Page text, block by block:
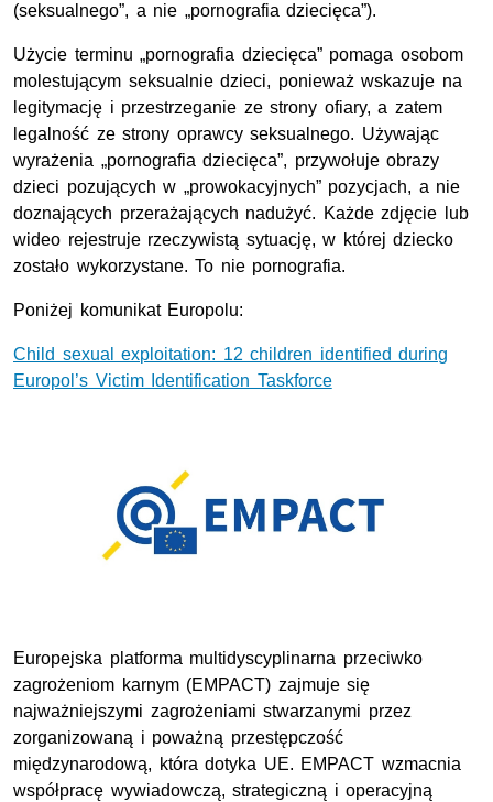
(seksualnego”, a nie „pornografia dziecięca”).
Użycie terminu „pornografia dziecięca” pomaga osobom
molestującym seksualnie dzieci, ponieważ wskazuje na
legitymację i przestrzeganie ze strony ofiary, a zatem
legalność ze strony oprawcy seksualnego. Używając
wyrażenia „pornografia dziecięca”, przywołuje obrazy
dzieci pozujących w „prowokacyjnych” pozycjach, a nie
doznających przerażających nadużyć. Każde zdjęcie lub
wideo rejestruje rzeczywistą sytuację, w której dziecko
zostało wykorzystane. To nie pornografia.
Poniżej komunikat Europolu:
Child sexual exploitation: 12 children identified during
Europol’s Victim Identification Taskforce
Europejska platforma multidyscyplinarna przeciwko
zagrożeniom karnym (EMPACT) zajmuje się
najważniejszymi zagrożeniami stwarzanymi przez
zorganizowaną i poważną przestępczość
międzynarodową, która dotyka UE. EMPACT wzmacnia
współpracę wywiadowczą, strategiczną i operacyjną